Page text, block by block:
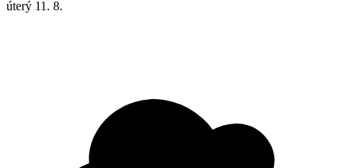
úterý 11. 8.